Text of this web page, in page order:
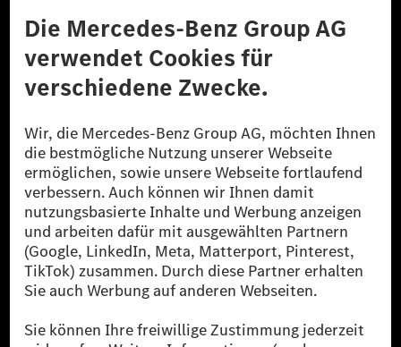
© 2026 Mercedes-Benz Group AG. Alle Rechte vorbehalten.
reduzierte CO₂-Emissionen bei der Mercedes-Benz Group durch
zertifizierte Ausgleichsprojekte kompensiert werden.
[2] Renewable Charging ist ein integraler Bestandteil von MB.CHARGE
Public in Europa, den USA, Kanada und China. Sofern an der jeweiligen
Ladestation noch kein Strom aus erneuerbaren Energien vorliegt,
verwendet Renewable Charging Grünstromzertifikate*. Diese stellen
sicher, dass für Ladevorgänge über MB.CHARGE Public eine äquivalente
Strommenge aus erneuerbaren Energien ins Stromnetz eingespeist wird.
Sie stammen ausschließlich aus Wind- und Solarkraftanlagen, die jünger
als sechs Jahre sind.
* Inkl. EKOenergy Ökolabel
* Die angegebenen Werte wurden nach dem vorgeschriebenen
Messverfahren WLTP (Worldwide harmonised Light vehicles Test